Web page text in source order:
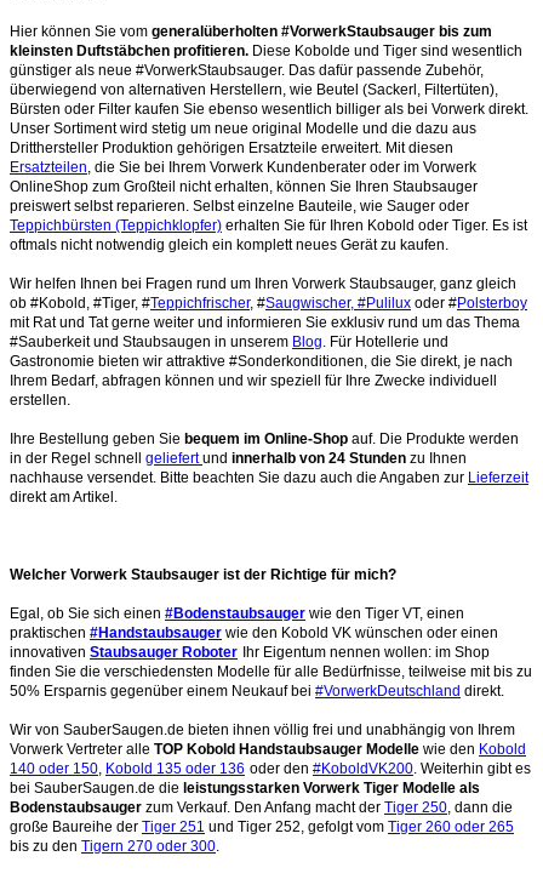
Hier können Sie vom generalüberholten #VorwerkStaubsauger bis zum
kleinsten Duftstäbchen profitieren. Diese Kobolde und Tiger sind wesentlich
günstiger als neue #VorwerkStaubsauger. Das dafür passende Zubehör,
überwiegend von alternativen Herstellern, wie Beutel (Sackerl, Filtertüten),
Bürsten oder Filter kaufen Sie ebenso wesentlich billiger als bei Vorwerk direkt.
Unser Sortiment wird stetig um neue original Modelle und die dazu aus
Dritthersteller Produktion gehörigen Ersatzteile erweitert. Mit diesen
Ersatzteilen, die Sie bei Ihrem Vorwerk Kundenberater oder im Vorwerk
OnlineShop zum Großteil nicht erhalten, können Sie Ihren Staubsauger
preiswert selbst reparieren. Selbst einzelne Bauteile, wie Sauger oder
Teppichbürsten (Teppichklopfer) erhalten Sie für Ihren Kobold oder Tiger. Es ist
oftmals nicht notwendig gleich ein komplett neues Gerät zu kaufen.
Wir helfen Ihnen bei Fragen rund um Ihren Vorwerk Staubsauger, ganz gleich
ob #Kobold, #Tiger, #Teppichfrischer, #Saugwischer, #Pulilux oder #Polsterboy
mit Rat und Tat gerne weiter und informieren Sie exklusiv rund um das Thema
#Sauberkeit und Staubsaugen in unserem Blog. Für Hotellerie und
Gastronomie bieten wir attraktive #Sonderkonditionen, die Sie direkt, je nach
Ihrem Bedarf, abfragen können und wir speziell für Ihre Zwecke individuell
erstellen.
Ihre Bestellung geben Sie bequem im Online-Shop auf. Die Produkte werden
in der Regel schnell geliefertund innerhalb von 24 Stunden zu Ihnen
nachhause versendet. Bitte beachten Sie dazu auch die Angaben zur Lieferzeit
direkt am Artikel.
Welcher Vorwerk Staubsauger ist der Richtige für mich?
Egal, ob Sie sich einen #Bodenstaubsauger wie den Tiger VT, einen
praktischen #Handstaubsauger wie den Kobold VK wünschen oder einen
innovativen Staubsauger Roboter Ihr Eigentum nennen wollen: im Shop
finden Sie die verschiedensten Modelle für alle Bedürfnisse, teilweise mit bis zu
50% Ersparnis gegenüber einem Neukauf bei #VorwerkDeutschland direkt.
Wir von SauberSaugen.de bieten ihnen völlig frei und unabhängig von Ihrem
Vorwerk Vertreter alle TOP Kobold Handstaubsauger Modelle wie den Kobold
140 oder 150, Kobold 135 oder 136 oder den #KoboldVK200. Weiterhin gibt es
bei SauberSaugen.de die leistungsstarken Vorwerk Tiger Modelle als
Bodenstaubsauger zum Verkauf. Den Anfang macht der Tiger 250, dann die
große Baureihe der Tiger 251 und Tiger 252, gefolgt vom Tiger 260 oder 265
bis zu den Tigern 270 oder 300.